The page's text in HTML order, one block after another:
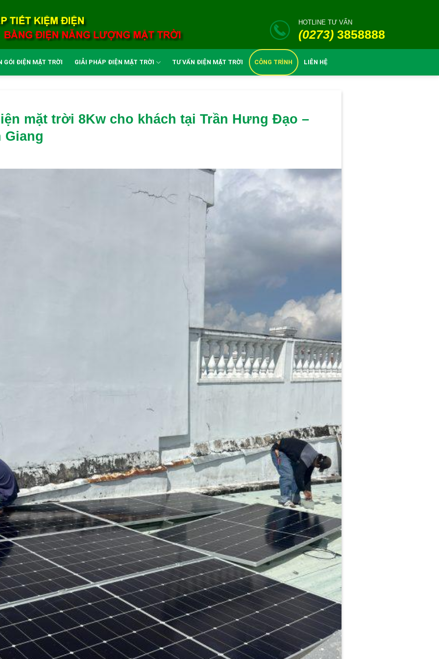
HOTLINE TƯ VẤN
(0273) 3858888
GÓI ĐIỆN MẶT TRỜI GIẢI PHÁP ĐIỆN MẶT TRỜI TƯ VẤN ĐIỆN MẶT TRỜI CÔNG TRÌNH LIÊN HỆ
mặt trời 8Kw cho khách tại Trần Hưng Đạo –
Giang